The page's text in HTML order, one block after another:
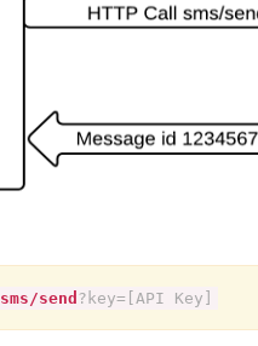
sms/send ?key=[API Key]